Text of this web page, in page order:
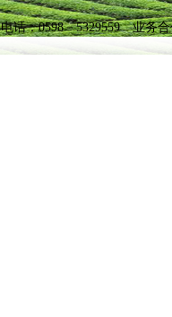
电话：0598－5329559 业务